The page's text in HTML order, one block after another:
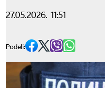
27.05.2026. 11:51
Podeli: